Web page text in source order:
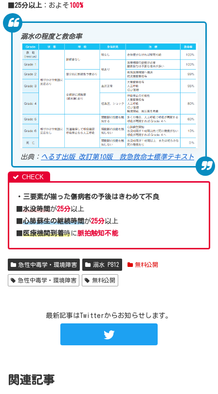
25分以上：およそ 100%
溺水の程度と救命率
出典： へるす出版 改訂第10版 救急救命士標準テキスト
・三要素が揃った傷病者の予後はきわめて不良
水没時間 が25分以上
心肺蘇生の継続時間が25分以上
医療機関到着時に脈拍触知不能
急性中毒学・環境障害 溺水 P812 無料公開
急性中毒学・環境障害 無料公開
最新記事はTwitterからお知らせします。
関連記事